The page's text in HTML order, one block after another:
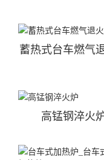
蓄热式台车燃气
高锰钢淬火